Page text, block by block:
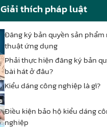
Giải thích pháp luật
Đăng ký bản quyền sản
thuật ứng dụng
Phải thực hiện đăng ký bản
bài hát ở đâu?
Kiểu dáng công nghiệp là gì?
Điều kiện bảo hộ kiểu dáng
nghiệp